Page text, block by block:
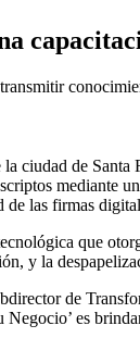
ciudad de
mediante
las firmas
que
y la
de
es